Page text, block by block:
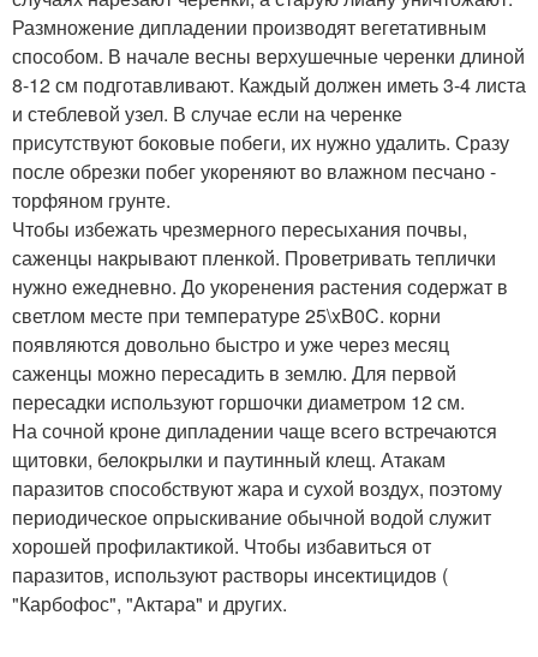
Размножение дипладении производят вегетативным
способом. В начале весны верхушечные черенки длиной
8-12 см подготавливают. Каждый должен иметь 3-4 листа
и стеблевой узел. В случае если на черенке
присутствуют боковые побеги, их нужно удалить. Сразу
после обрезки побег укореняют во влажном песчано -
торфяном грунте.
Чтобы избежать чрезмерного пересыхания почвы,
саженцы накрывают пленкой. Проветривать теплички
нужно ежедневно. До укоренения растения содержат в
светлом месте при температуре 25\xB0C. корни
появляются довольно быстро и уже через месяц
саженцы можно пересадить в землю. Для первой
пересадки используют горшочки диаметром 12 см.
На сочной кроне дипладении чаще всего встречаются
щитовки, белокрылки и паутинный клещ. Атакам
паразитов способствуют жара и сухой воздух, поэтому
периодическое опрыскивание обычной водой служит
хорошей профилактикой. Чтобы избавиться от
паразитов, используют растворы инсектицидов (
"Карбофос", "Актара" и других.